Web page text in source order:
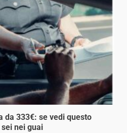
da 333€: se vedi questo
nei guai